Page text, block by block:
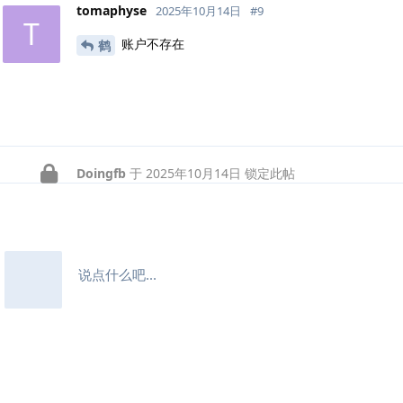
T
tomaphyse 2025年10月14日 #9
鹤 账户不存在
Doingfb 于 2025年10月14日 锁定此帖
说点什么吧...